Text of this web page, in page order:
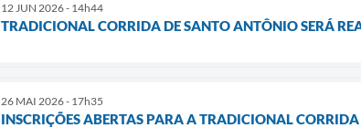
12 JUN 2026 - 14h44
TRADICIONAL CORRIDA DE SANTO ANTÔNIO SERÁ
26 MAI 2026 - 17h35
INSCRIÇÕES ABERTAS PARA A TRADICIONAL